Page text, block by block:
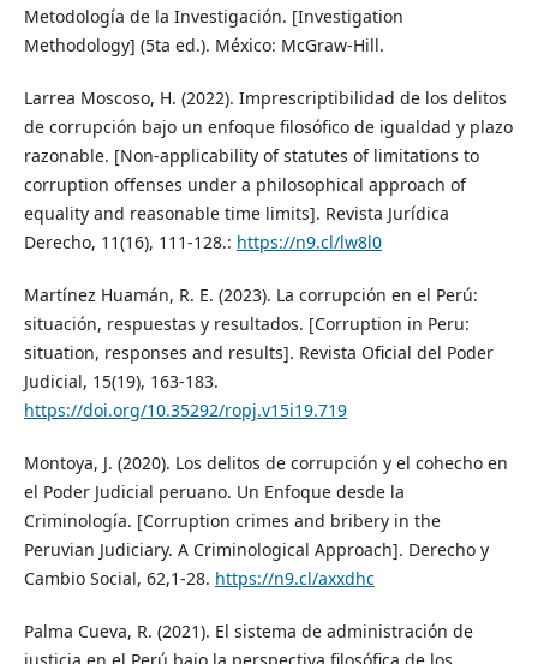
Metodología de la Investigación. [Investigation
Methodology] (5ta ed.). México: McGraw-Hill.
Larrea Moscoso, H. (2022). Imprescriptibilidad de los delitos
de corrupción bajo un enfoque filosófico de igualdad y plazo
razonable. [Non-applicability of statutes of limitations to
corruption offenses under a philosophical approach of
equality and reasonable time limits]. Revista Jurídica
Derecho, 11(16), 111-128.: https://n9.cl/lw8l0
Martínez Huamán, R. E. (2023). La corrupción en el Perú:
situación, respuestas y resultados. [Corruption in Peru:
situation, responses and results]. Revista Oficial del Poder
Judicial, 15(19), 163-183.
https://doi.org/10.35292/ropj.v15i19.719
Montoya, J. (2020). Los delitos de corrupción y el cohecho en
el Poder Judicial peruano. Un Enfoque desde la
Criminología. [Corruption crimes and bribery in the
Peruvian Judiciary. A Criminological Approach]. Derecho y
Cambio Social, 62,1-28. https://n9.cl/axxdhc
Palma Cueva, R. (2021). El sistema de administración de